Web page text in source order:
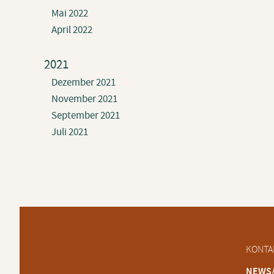
Mai 2022
April 2022
2021
Dezember 2021
November 2021
September 2021
Juli 2021